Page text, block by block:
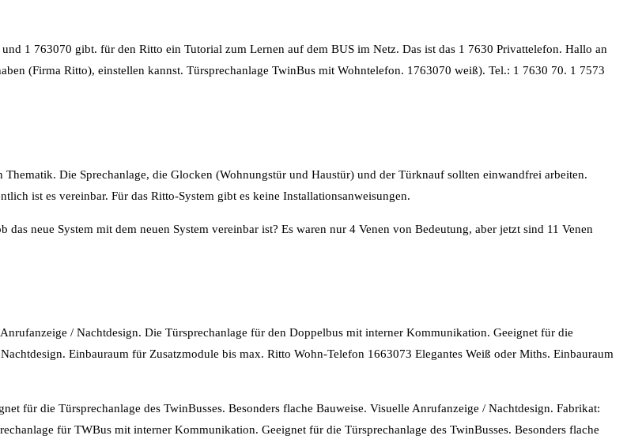
1 763070 gibt. für den Ritto ein Tutorial zum Lernen auf dem BUS im Netz. Das ist das 1 7630 Privattelefon. Hallo an
(Firma Ritto), einstellen kannst. Türsprechanlage TwinBus mit Wohntelefon. 1763070 weiß). Tel.: 1 7630 70. 1 7573
Die Sprechanlage, die Glocken (Wohnungstür und Haustür) und der Türknauf sollten einwandfrei arbeiten.
ist es vereinbar. Für das Ritto-System gibt es keine Installationsanweisungen.
neue System mit dem neuen System vereinbar ist? Es waren nur 4 Venen von Bedeutung, aber jetzt sind 11 Venen
/ Nachtdesign. Die Türsprechanlage für den Doppelbus mit interner Kommunikation. Geeignet für die
Einbauraum für Zusatzmodule bis max. Ritto Wohn-Telefon 1663073 Elegantes Weiß oder Miths. Einbauraum
für die Türsprechanlage des TwinBusses. Besonders flache Bauweise. Visuelle Anrufanzeige / Nachtdesign. Fabrikat:
für TWBus mit interner Kommunikation. Geeignet für die Türsprechanlage des TwinBusses. Besonders flache